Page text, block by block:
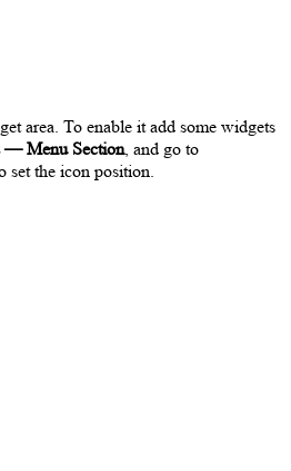
area. To enable it add some widgets
— Menu Section, and go to
set the icon position.